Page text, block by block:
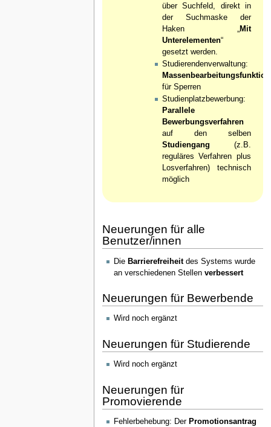
über Suchfeld, direkt in
der Suchmaske der
Haken „Mit
Unterelementen“
gesetzt werden.
Studierendenverwaltung:
Massenbearbeitungsfunktion
für Sperren
Studienplatzbewerbung:
Parallele
Bewerbungsverfahren
auf den selben
Studiengang (z.B.
reguläres Verfahren plus
Losverfahren) technisch
möglich
Neuerungen für alle
Benutzer/innen
Die Barrierefreiheitdes Systems wurde
an verschiedenen Stellen verbessert
Neuerungen für Bewerbende
Wird noch ergänzt
Neuerungen für Studierende
Wird noch ergänzt
Neuerungen für
Promovierende
Fehlerbehebung: Der Promotionsantrag